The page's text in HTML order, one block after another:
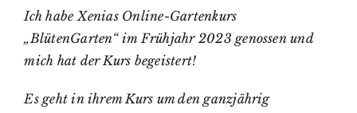
Ich habe Xenias Online-Gartenkurs
„BlütenGarten“ im Frühjahr 2023 genossen und
mich hat der Kurs begeistert!
Es geht in ihrem Kurs um den ganzjährig